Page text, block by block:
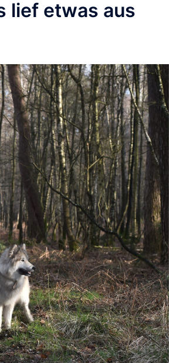
lief etwas aus